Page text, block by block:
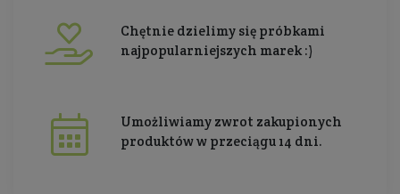
Chętnie dzielimy się próbkami
najpopularniejszych marek :)
Umożliwiamy zwrot zakupionych
produktów w przeciągu 14 dni.